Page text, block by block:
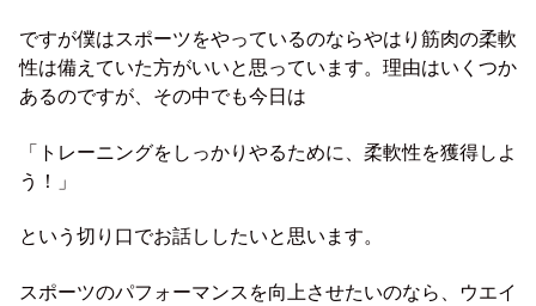
ですが僕はスポーツをやっているのならやはり筋肉の柔軟
性は備えていた方がいいと思っています。理由はいくつか
あるのですが、その中でも今日は
「トレーニングをしっかりやるために、柔軟性を獲得しよ
う！」
という切り口でお話ししたいと思います。
スポーツのパフォーマンスを向上させたいのなら、ウエイ